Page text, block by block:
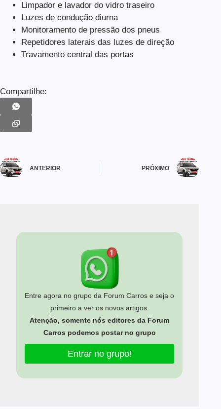
Limpador e lavador do vidro traseiro
Luzes de condução diurna
Monitoramento de pressão dos pneus
Repetidores laterais das luzes de direção
Travamento central das portas
Compartilhe:
ANTERIOR PRÓXIMO
Entre agora no grupo da Forum Carros e seja o
primeiro a ver os novos artigos.
Atenção, somente nós editores da Forum
Carros podemos postar no grupo
Entrar no grupo!